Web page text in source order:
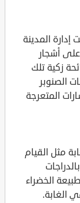
بعد ان قامت إدارة المدينة
أشجار
زكية تلك
الصنوبر
المتعرجة
مثل القيام
الخضراء
الغابة.